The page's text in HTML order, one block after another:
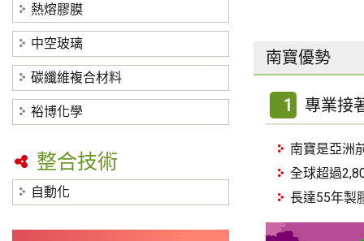
南寶優勢
1 專業接
南寶是亞洲
全球超過
長達55年製
熱熔膠膜
中空玻璃
碳纖維複合材料
裕博化學
整合技術
自動化